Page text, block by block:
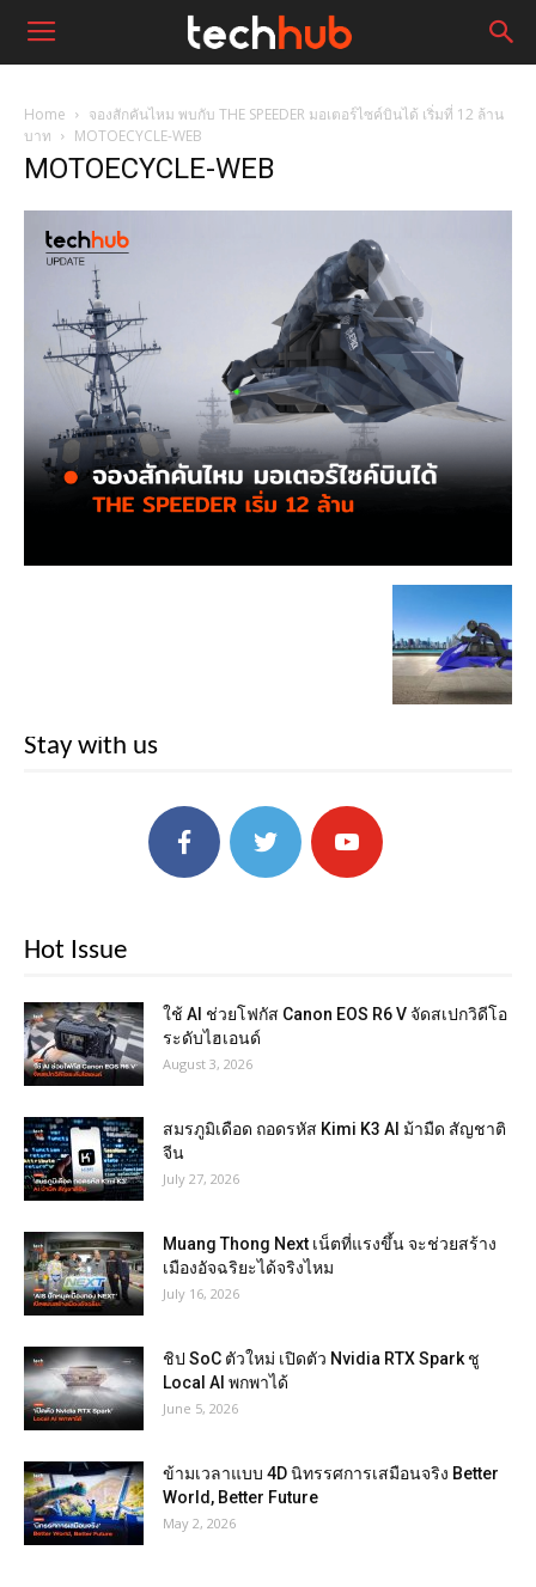
Home
จองสักคันไหม พบกับ THE SPEEDER มอเตอร์ไซค์บินได้ เริ่มที่ 12 ล้าน
บาท
MOTOECYCLE-WEB
MOTOECYCLE-WEB
Stay with us
Hot Issue
ใช้ AI ช่วยโฟกัส Canon EOS R6 V จัดสเปกวิดีโอ
ระดับไฮเอนด์
August 3, 2026
สมรภูมิเดือด ถอดรหัส Kimi K3 AI ม้ามืด สัญชาติ
จีน
July 27, 2026
Muang Thong Next เน็ตที่แรงขึ้น จะช่วยสร้าง
เมืองอัจฉริยะได้จริงไหม
July 16, 2026
ชิป SoC ตัวใหม่ เปิดตัว Nvidia RTX Spark ชู
Local AI พกพาได้
June 5, 2026
ข้ามเวลาแบบ 4D นิทรรศการเสมือนจริง Better
World, Better Future
May 2, 2026